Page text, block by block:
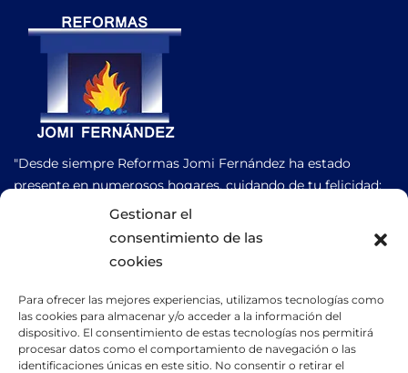
Gestionar el
consentimiento de las
cookies
Para ofrecer las mejores experiencias, utilizamos tecnologías como
las cookies para almacenar y/o acceder a la información del
dispositivo. El consentimiento de estas tecnologías nos permitirá
procesar datos como el comportamiento de navegación o las
identificaciones únicas en este sitio. No consentir o retirar el
"Desde siempre Reformas Jomi Fernández ha estado
presente en numerosos hogares, cuidando de tu felicidad;
Siendo siempre, lo más importante, para nosotros".
CONTACTO
reformas_jomifernandez@hotmail.com